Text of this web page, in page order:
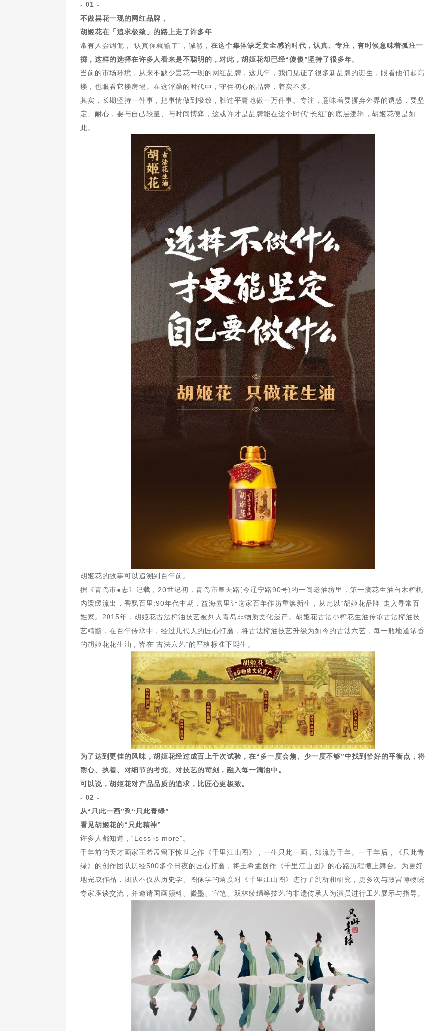
- 01 -
不做昙花一现的网红品牌，
胡姬花在「追求极致」的路上走了许多年
常有人会调侃，“认真你就输了”，诚然，在这个集体缺乏安全感的时代，认真、专注，有时候意味着孤注一
掷，这样的选择在许多人看来是不聪明的，对此，胡姬花却已经“傻傻”坚持了很多年。
当前的市场环境，从来不缺少昙花一现的网红品牌，这几年，我们见证了很多新品牌的诞生，眼看他们起高
楼，也眼看它楼房塌。在这浮躁的时代中，守住初心的品牌，着实不多。
其实，长期坚持一件事，把事情做到极致，胜过平庸地做一万件事。专注，意味着要摒弃外界的诱惑，要坚
定、耐心，要与自己较量、与时间博弈，这或许才是品牌能在这个时代“长红”的底层逻辑，胡姬花便是如
此。
胡姬花的故事可以追溯到百年前。
据《青岛市●志》记载，20世纪初，青岛市奉天路(今辽宁路90号)的一间老油坊里，第一滴花生油自木榨机
内缓缓流出，香飘百里;90年代中期，益海嘉里让这家百年作坊重焕新生，从此以“胡姬花品牌”走入寻常百
姓家。2015年，胡姬花古法榨油技艺被列入青岛非物质文化遗产。胡姬花古法小榨花生油传承古法榨油技
艺精髓，在百年传承中，经过几代人的匠心打磨，将古法榨油技艺升级为如今的古法六艺，每一瓶地道浓香
的胡姬花花生油，皆在“古法六艺”的严格标准下诞生。
为了达到更佳的风味，胡姬花经过成百上千次试验，在“多一度会焦、少一度不够”中找到恰好的平衡点，将
耐心、执着、对细节的考究、对技艺的苛刻，融入每一滴油中。
可以说，胡姬花对产品品质的追求，比匠心更极致。
- 02 -
从“只此一画”到“只此青绿”
看见胡姬花的“只此精神”
许多人都知道，“Less is more”。
千年前的天才画家王希孟留下惊世之作《千里江山图》，一生只此一画，却流芳千年。一千年后，《只此青
绿》的创作团队历经500多个日夜的匠心打磨，将王希孟创作《千里江山图》的心路历程搬上舞台。为更好
地完成作品，团队不仅从历史学、图像学的角度对《千里江山图》进行了剖析和研究，更多次与故宫博物院
专家座谈交流，并邀请国画颜料、徽墨、宣笔、双林绫绢等技艺的非遗传承人为演员进行工艺展示与指导。